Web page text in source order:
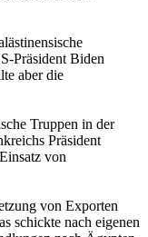
Präsident Biden
aber die
Truppen in der
Präsident
von
von Exporten
schickte nach eigenen